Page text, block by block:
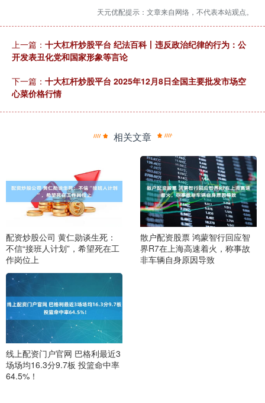
天元优配提示：文章来自网络，不代表本站观点。
上一篇： 十大杠杆炒股平台 纪法百科丨违反政治纪律的行为：公
开发表丑化党和国家形象等言论
下一篇： 十大杠杆炒股平台 2025年12月8日全国主要批发市场空
心菜价格行情
相关文章
配资炒股公司 黄仁勋谈生死：
不信“接班人计划”，希望死在工
作岗位上
散户配资股票 鸿蒙智行回应智
界R7在上海高速着火，称事故
非车辆自身原因导致
线上配资门户官网 巴格利最近3
场场均16.3分9.7板 投篮命中率
64.5%！